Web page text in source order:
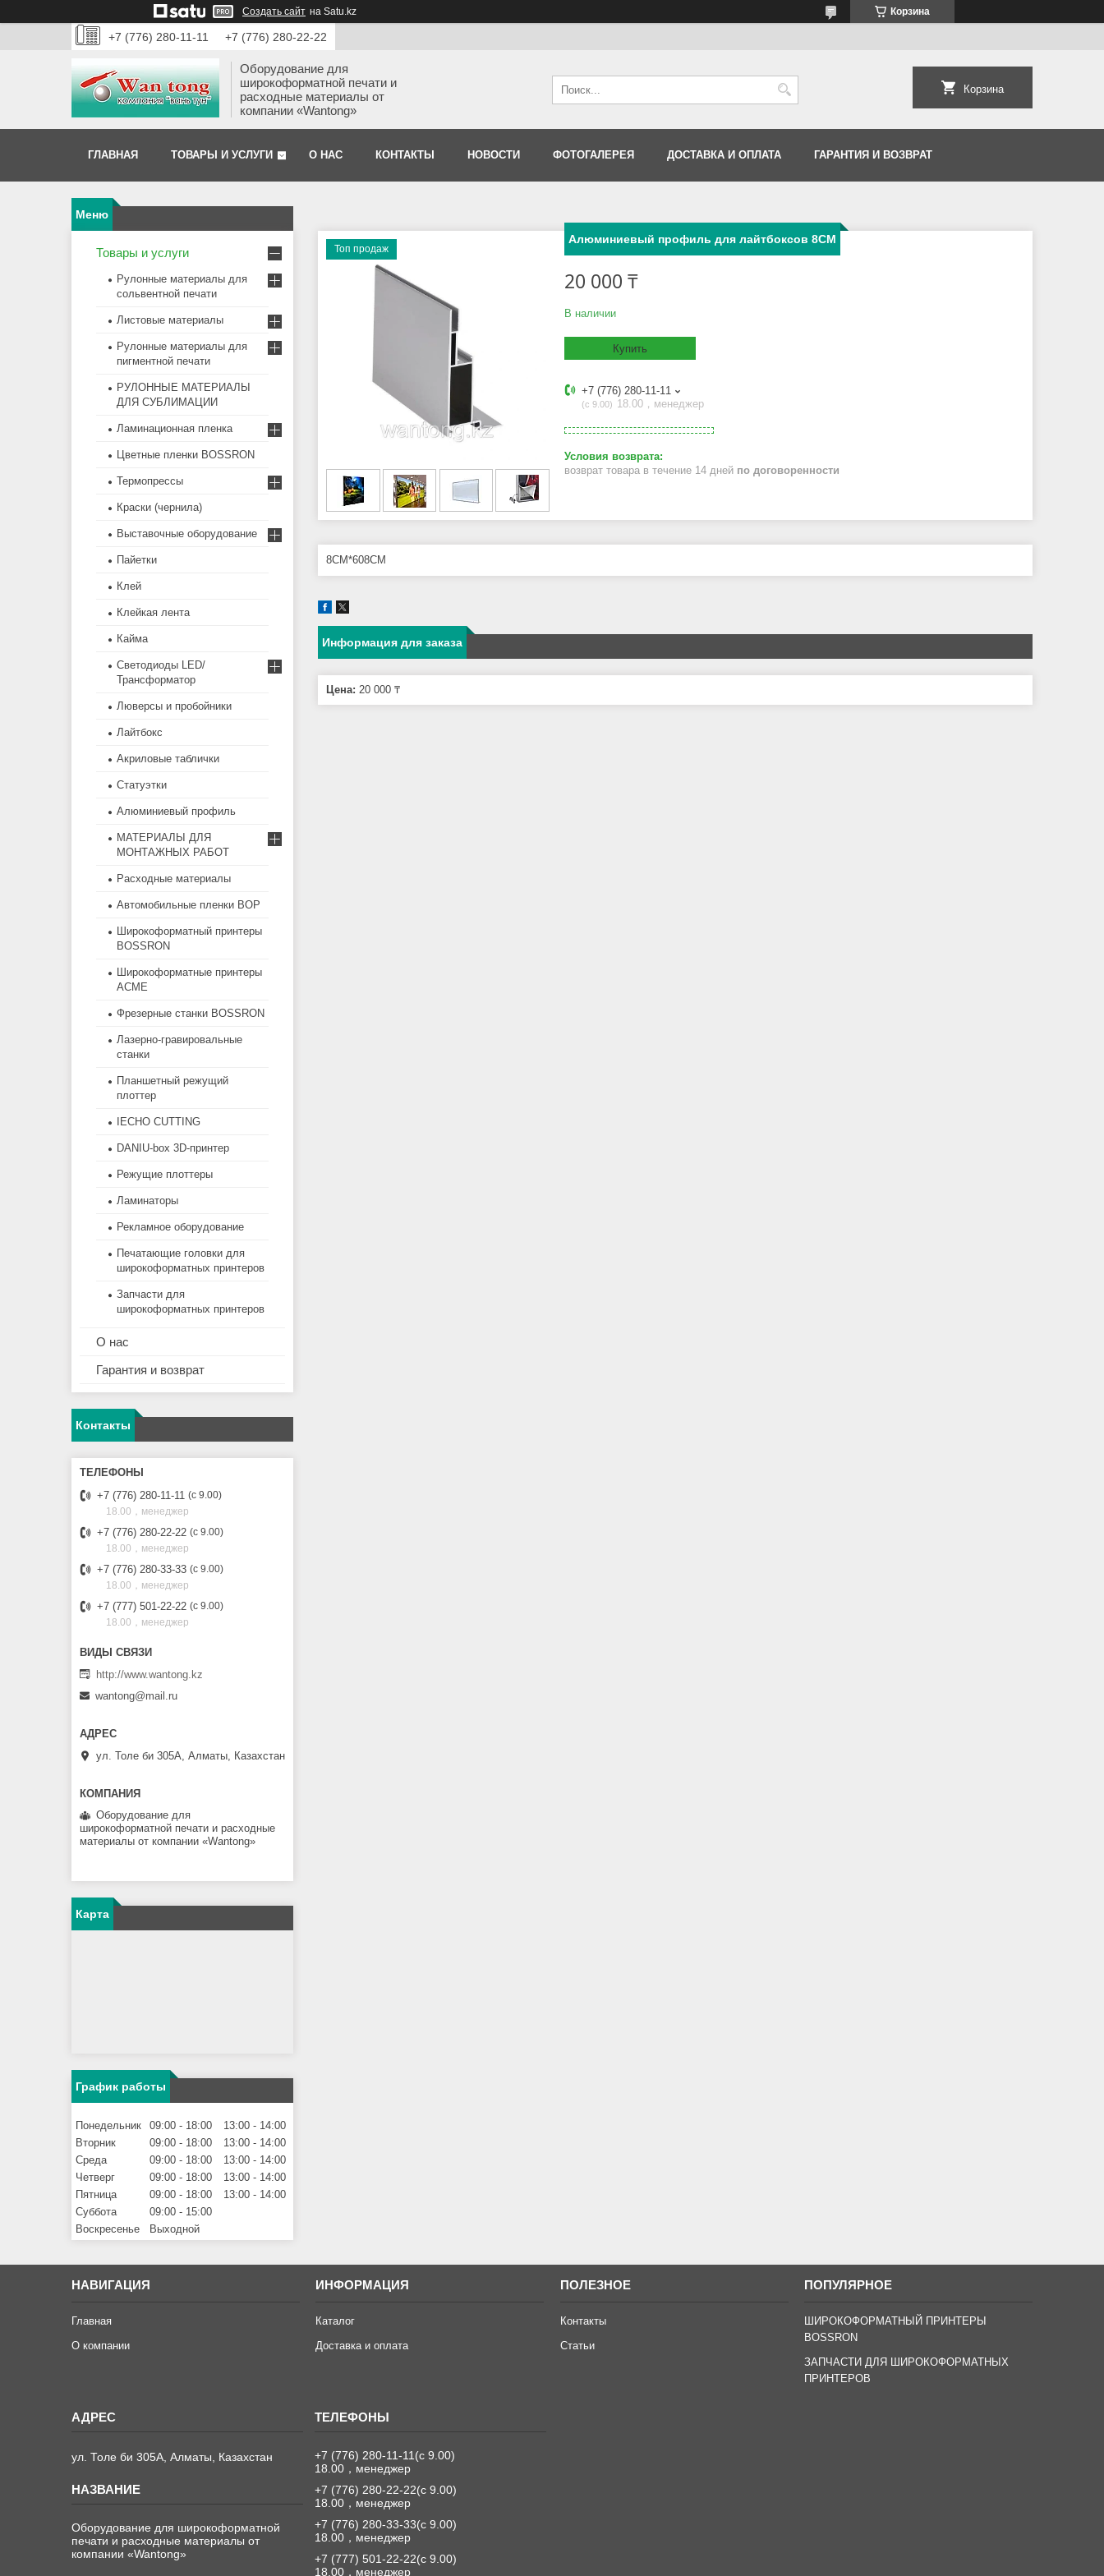
Создать сайт на Satu.kz Корзина
+7 (776) 280-11-11 +7 (776) 280-22-22
Оборудование для
широкоформатной печати и
расходные материалы от
компании «Wantong»
Корзина
ГЛАВНАЯ ТОВАРЫ И УСЛУГИ О НАС КОНТАКТЫ НОВОСТИ ФОТОГАЛЕРЕЯ ДОСТАВКА И ОПЛАТА ГАРАНТИЯ И ВОЗВРАТ
Топ продаж
Алюминиевый профиль для лайтбоксов 8CM
20 000 ₸
В наличии
Купить
+7 (776) 280-11-11
с 9.00 18.00，менеджер
возврат товара в течение 14 дней по договоренности
8CM*608CM
Информация для заказа
Цена: 20 000 ₸
Товары и услуги
Рулонные материалы для
сольвентной печати
Листовые материалы
Рулонные материалы для
пигментной печати
РУЛОННЫЕ МАТЕРИАЛЫ
ДЛЯ СУБЛИМАЦИИ
Ламинационная пленка
Цветные пленки BOSSRON
Термопрессы
Краски (чернила)
Выставочные оборудование
Пайетки
Клей
Клейкая лента
Кайма
Светодиоды LED/
Трансформатор
Люверсы и пробойники
Лайтбокс
Акриловые таблички
Статуэтки
Алюминиевый профиль
МАТЕРИАЛЫ ДЛЯ
МОНТАЖНЫХ РАБОТ
Расходные материалы
Автомобильные пленки BOP
Широкоформатный принтеры
BOSSRON
Широкоформатные принтеры
ACME
Фрезерные станки BOSSRON
Лазерно-гравировальные
станки
Планшетный режущий
плоттер
IECHO CUTTING
DANIU-box 3D-принтер
Режущие плоттеры
Ламинаторы
Рекламное оборудование
Печатающие головки для
широкоформатных принтеров
Запчасти для
широкоформатных принтеров
О нас
Гарантия и возврат
Контакты
+7 (776) 280-11-11 с 9.00
18.00，менеджер
+7 (776) 280-22-22 с 9.00
18.00，менеджер
+7 (776) 280-33-33 с 9.00
18.00，менеджер
+7 (777) 501-22-22 с 9.00
18.00，менеджер
http://www.wantong.kz
wantong@mail.ru
ул. Толе би 305А, Алматы, Казахстан
Оборудование для
широкоформатной печати и расходные
материалы от компании «Wantong»
Карта
График работы
Понедельник 09:00 18:00 13:00
14:00
Вторник
09:00 18:00 13:00
14:00
Среда
09:00 18:00 13:00
14:00
Четверг
09:00 18:00 13:00
14:00
Пятница
09:00 18:00 13:00
14:00
Суббота
09:00
15:00
Воскресенье
Выходной
НАВИГАЦИЯ
Главная
О компании
ИНФОРМАЦИЯ
Каталог
Доставка и оплата
ПОЛЕЗНОЕ
Контакты
Статьи
ПОПУЛЯРНОЕ
ШИРОКОФОРМАТНЫЙ ПРИНТЕРЫ
BOSSRON
ЗАПЧАСТИ ДЛЯ ШИРОКОФОРМАТНЫХ
ПРИНТЕРОВ
ул. Толе би 305А, Алматы, Казахстан
Оборудование для широкоформатной
печати и расходные материалы от
компании «Wantong»
+7 (776) 280-11-11 с 9.00
18.00，менеджер
+7 (776) 280-22-22 с 9.00
18.00，менеджер
+7 (776) 280-33-33 с 9.00
18.00，менеджер
+7 (777) 501-22-22 с 9.00
18.00，менеджер